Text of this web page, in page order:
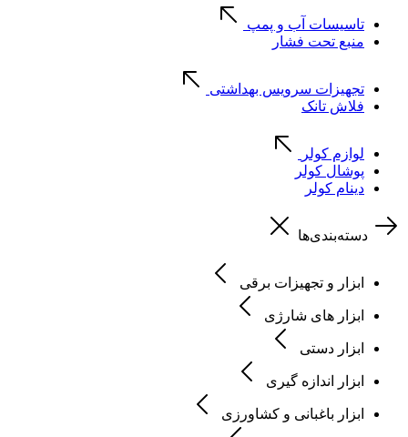
تاسیسات آب و پمپ
منبع تحت فشار
تجهیزات سرویس بهداشتی
فلاش تانک
لوازم کولر
پوشال کولر
دینام کولر
دسته‌بندی‌ها
ابزار و تجهیزات برقی
ابزار های شارژی
ابزار دستی
ابزار اندازه گیری
ابزار باغبانی و کشاورزی